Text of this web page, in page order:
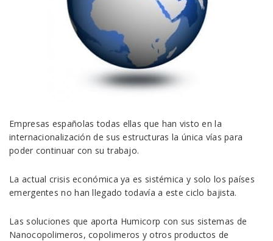
Empresas españolas todas ellas que han visto en la
internacionalización de sus estructuras la única vías para
poder continuar con su trabajo.
La actual crisis económica ya es sistémica y solo los países
emergentes no han llegado todavía a este ciclo bajista.
Las soluciones que aporta Humicorp con sus sistemas de
Nanocopolimeros, copolimeros y otros productos de